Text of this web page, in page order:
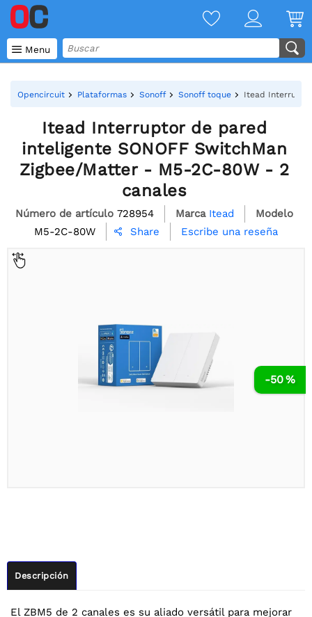
 Menu
Opencircuit Plataformas Sonoff Sonoff toque Itead
Itead Interruptor de pared
inteligente SONOFF SwitchMan
Zigbee/Matter - M5-2C-80W - 2
canales
Número de artículo 728954 Marca Itead
Modelo
M5-2C-80W
 Share Escribe una reseña
-50 %
Descripción
El ZBM5 de 2 canales es su aliado versátil para mejorar